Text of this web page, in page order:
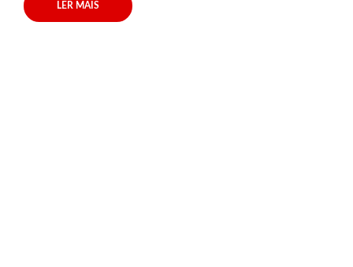
LER MAIS